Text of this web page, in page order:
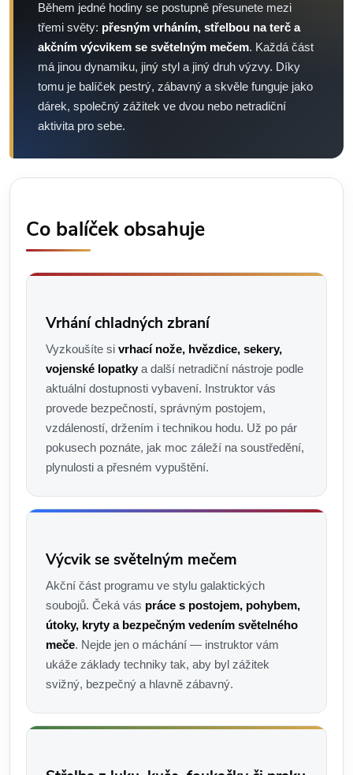
Během jedné hodiny se postupně přesunete mezi
třemi světy: přesným vrháním, střelbou na terč a
akčním výcvikem se světelným mečem. Každá část
má jinou dynamiku, jiný styl a jiný druh výzvy. Díky
tomu je balíček pestrý, zábavný a skvěle funguje jako
dárek, společný zážitek ve dvou nebo netradiční
aktivita pro sebe.
Co balíček obsahuje
Vrhání chladných zbraní
Vyzkoušíte si vrhací nože, hvězdice, sekery,
vojenské lopatkya další netradiční nástroje podle
aktuální dostupnosti vybavení. Instruktor vás
provede bezpečností, správným postojem,
vzdáleností, držením i technikou hodu. Už po pár
pokusech poznáte, jak moc záleží na soustředění,
plynulosti a přesném vypuštění.
Výcvik se světelným mečem
Akční část programu ve stylu galaktických
soubojů. Čeká vás práce s postojem, pohybem,
útoky, kryty a bezpečným vedením světelného
meče. Nejde jen o máchání — instruktor vám
ukáže základy techniky tak, aby byl zážitek
svižný, bezpečný a hlavně zábavný.